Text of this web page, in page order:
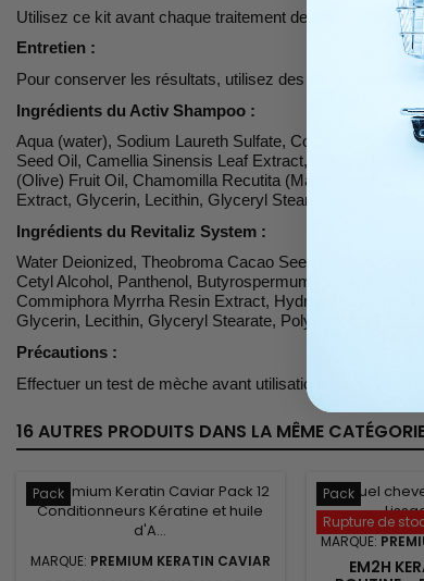
Utilisez ce kit avant chaque traitement de lissage pour
Entretien :
Pour conserver les résultats, utilisez des soins sans
Ingrédients du Activ Shampoo :
Aqua (water), Sodium Laureth Sulfate, Cocamidopropyl
Seed Oil, Camellia Sinensis Leaf Extract, Cocos
(Olive) Fruit Oil, Chamomilla Recutita (Matricaria)
Extract, Glycerin, Lecithin, Glyceryl Stearate,
Ingrédients du Revitaliz System :
Water Deionized, Theobroma Cacao Seed Extract,
Cetyl Alcohol, Panthenol, Butyrospermum Parkii (Shea
Commiphora Myrrha Resin Extract, Hydrolyzed Caviar
Glycerin, Lecithin, Glyceryl Stearate, Polyglyceryl-3
Précautions :
Effectuer un test de mèche avant utilisation. Ne pas
16 AUTRES PRODUITS DANS LA MÊME
Pack
MARQUE: PREMIUM KERATIN CAVIAR
Pack
Rupture de
MARQUE:
EM2H